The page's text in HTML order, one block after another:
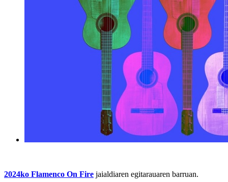
2024ko Flamenco On Fire jaialdiaren egitarauaren barruan.